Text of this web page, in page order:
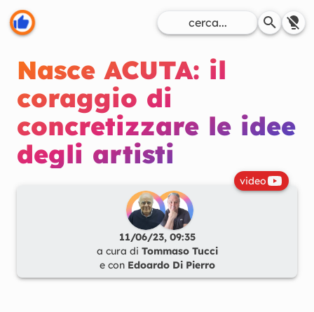
Nasce ACUTA: il
coraggio di
concretizzare le idee
degli artisti
video
11/06/23, 09:35
a cura di Tommaso Tucci
e con Edoardo Di Pierro